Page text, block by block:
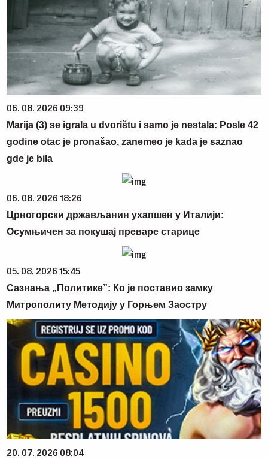
06. 08. 2026 09:39
Marija (3) se igrala u dvorištu i samo je nestala: Posle 42
godine otac je pronašao, zanemeo je kada je saznao
gde je bila
06. 08. 2026 18:26
Црногорски држављанин ухапшен у Италији:
Осумњичен за покушај преваре старице
05. 08. 2026 15:45
Сазнања „Политике”: Ко је поставио замку
Митрополиту Методију у Горњем Заостру
20. 07. 2026 08:04